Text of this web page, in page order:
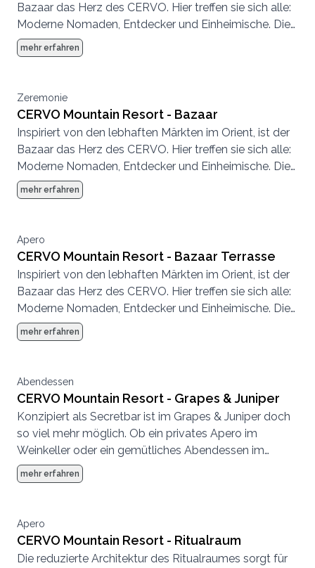
Bazaar das Herz des CERVO. Hier treffen sie sich alle:
Moderne Nomaden, Entdecker und Einheimische. Die
Atmosphäre ist entspannt, es wird geplaudert,
getrunken, getroffen, gespeist.
mehr erfahren
Zeremonie
CERVO Mountain Resort - Bazaar
Inspiriert von den lebhaften Märkten im Orient, ist der
Bazaar das Herz des CERVO. Hier treffen sie sich alle:
Moderne Nomaden, Entdecker und Einheimische. Die
Atmosphäre ist entspannt, es wird geplaudert,
getrunken, getroffen, gespeist.
mehr erfahren
Apero
CERVO Mountain Resort - Bazaar Terrasse
Inspiriert von den lebhaften Märkten im Orient, ist der
Bazaar das Herz des CERVO. Hier treffen sie sich alle:
Moderne Nomaden, Entdecker und Einheimische. Die
Atmosphäre ist entspannt, es wird geplaudert,
getrunken, getroffen, gespeist.
mehr erfahren
Abendessen
CERVO Mountain Resort - Grapes & Juniper
Konzipiert als Secretbar ist im Grapes & Juniper doch
so viel mehr möglich. Ob ein privates Apero im
Weinkeller oder ein gemütliches Abendessen im
kleinen Rahmen, hier fühlt sich jeder wohl.
mehr erfahren
Apero
CERVO Mountain Resort - Ritualraum
Die reduzierte Architektur des Ritualraumes sorgt für